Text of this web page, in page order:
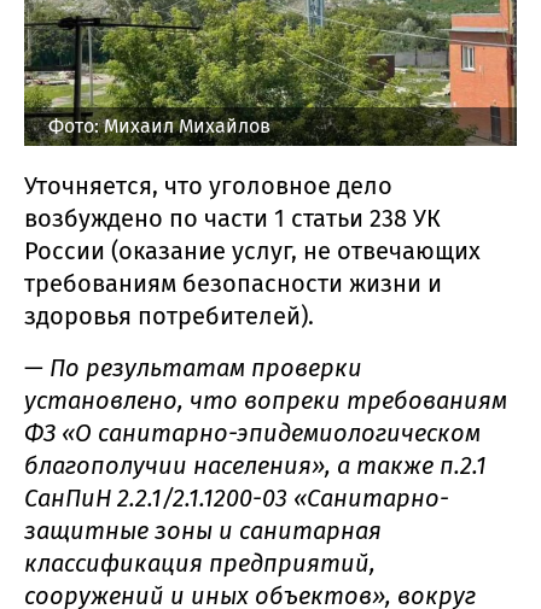
Фото: Михаил Михайлов
Уточняется, что уголовное дело
возбуждено по части 1 статьи 238 УК
России (оказание услуг, не отвечающих
требованиям безопасности жизни и
здоровья потребителей).
— По результатам проверки
установлено, что вопреки требованиям
ФЗ «О санитарно-эпидемиологическом
благополучии населения», а также п.2.1
СанПиН 2.2.1/2.1.1200-03 «Санитарно-
защитные зоны и санитарная
классификация предприятий,
сооружений и иных объектов», вокруг